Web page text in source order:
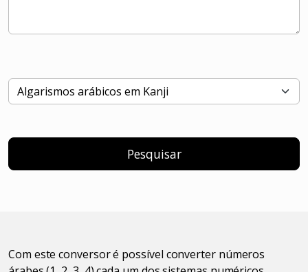
Pesquisar
Com este conversor é possível converter números